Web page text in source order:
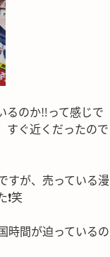
るのか‼って感じで
すぐ近くだったので
すが、売っている漫
笑
時間が迫っているの